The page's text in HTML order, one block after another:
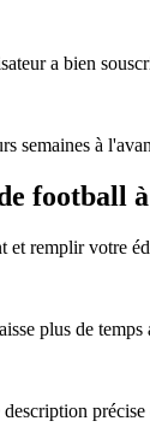
a bien
semaines à
football
et remplir votre
plus de